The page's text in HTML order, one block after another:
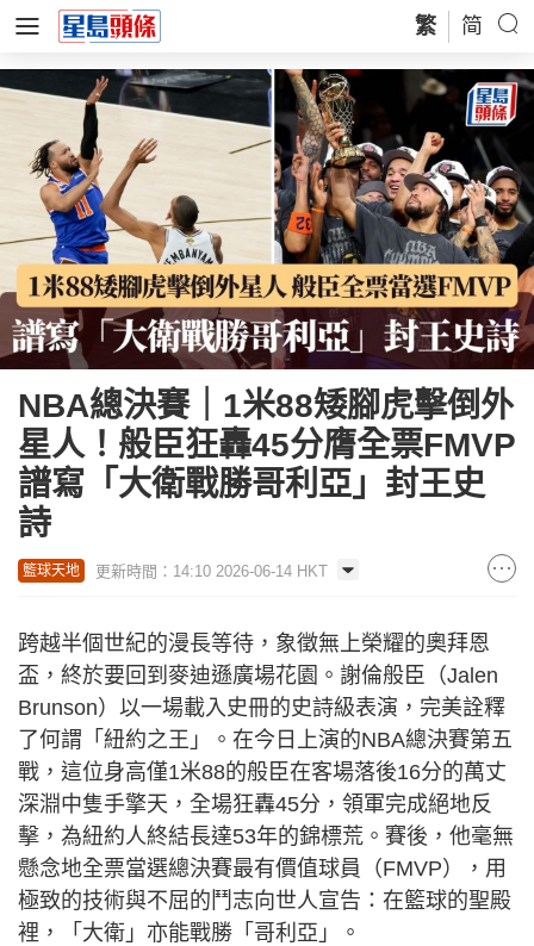
繁 简
NBA總決賽｜1米88矮腳虎擊倒外
星人！般臣狂轟45分膺全票FMVP
譜寫「大衛戰勝哥利亞」封王史
詩
籃球天地 更新時間：14:10 2026-06-14 HKT
跨越半個世紀的漫長等待，象徵無上榮耀的奧拜恩
盃，終於要回到麥迪遜廣場花園。謝倫般臣（Jalen
Brunson）以一場載入史冊的史詩級表演，完美詮釋
了何謂「紐約之王」。在今日上演的NBA總決賽第五
戰，這位身高僅1米88的般臣在客場落後16分的萬丈
深淵中隻手擎天，全場狂轟45分，領軍完成絕地反
擊，為紐約人終結長達53年的錦標荒。賽後，他毫無
懸念地全票當選總決賽最有價值球員（FMVP），用
極致的技術與不屈的鬥志向世人宣告：在籃球的聖殿
裡，「大衛」亦能戰勝「哥利亞」。